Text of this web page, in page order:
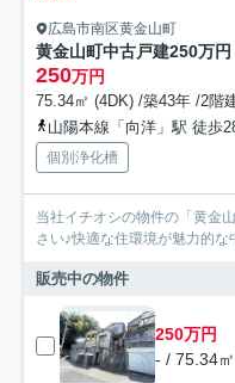
広島市南区黄金山町
黄金山町中古戸建250万円
250万円
75.34㎡ (4DK) /築43年 /2階
山陽本線「向洋」駅 徒歩
個別浄化槽
当社イチオシの物件の「黄金
さい♪快適な住環境が魅力的な
販売中の物件
250万円
- / 75.34